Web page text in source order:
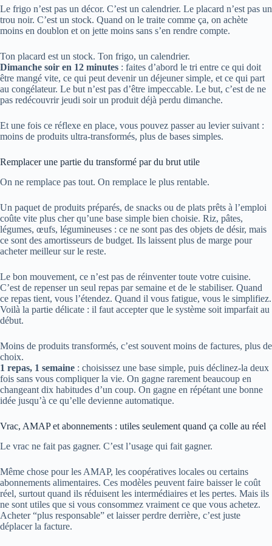
Le frigo n’est pas un décor. C’est un calendrier. Le placard n’est pas un
trou noir. C’est un stock. Quand on le traite comme ça, on achète
moins en doublon et on jette moins sans s’en rendre compte.
Ton placard est un stock. Ton frigo, un calendrier.
Dimanche soir en 12 minutes : faites d’abord le tri entre ce qui doit
être mangé vite, ce qui peut devenir un déjeuner simple, et ce qui part
au congélateur. Le but n’est pas d’être impeccable. Le but, c’est de ne
pas redécouvrir jeudi soir un produit déjà perdu dimanche.
Et une fois ce réflexe en place, vous pouvez passer au levier suivant :
moins de produits ultra-transformés, plus de bases simples.
Remplacer une partie du transformé par du brut utile
On ne remplace pas tout. On remplace le plus rentable.
Un paquet de produits préparés, de snacks ou de plats prêts à l’emploi
coûte vite plus cher qu’une base simple bien choisie. Riz, pâtes,
légumes, œufs, légumineuses : ce ne sont pas des objets de désir, mais
ce sont des amortisseurs de budget. Ils laissent plus de marge pour
acheter meilleur sur le reste.
Le bon mouvement, ce n’est pas de réinventer toute votre cuisine.
C’est de repenser un seul repas par semaine et de le stabiliser. Quand
ce repas tient, vous l’étendez. Quand il vous fatigue, vous le simplifiez.
Voilà la partie délicate : il faut accepter que le système soit imparfait au
début.
Moins de produits transformés, c’est souvent moins de factures, plus de
choix.
1 repas, 1 semaine : choisissez une base simple, puis déclinez-la deux
fois sans vous compliquer la vie. On gagne rarement beaucoup en
changeant dix habitudes d’un coup. On gagne en répétant une bonne
idée jusqu’à ce qu’elle devienne automatique.
Vrac, AMAP et abonnements : utiles seulement quand ça colle au réel
Le vrac ne fait pas gagner. C’est l’usage qui fait gagner.
Même chose pour les AMAP, les coopératives locales ou certains
abonnements alimentaires. Ces modèles peuvent faire baisser le coût
réel, surtout quand ils réduisent les intermédiaires et les pertes. Mais ils
ne sont utiles que si vous consommez vraiment ce que vous achetez.
Acheter “plus responsable” et laisser perdre derrière, c’est juste
déplacer la facture.